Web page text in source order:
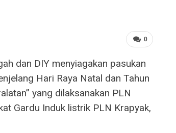
0
dan DIY menyiagakan pasukan
Hari Raya Natal dan Tahun
yang dilaksanakan PLN
Gardu Induk listrik PLN Krapyak,